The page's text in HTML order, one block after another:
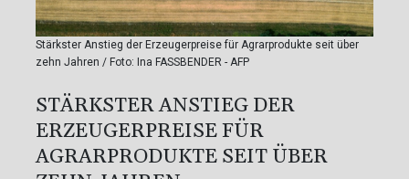
Stärkster Anstieg der Erzeugerpreise für Agrarprodukte seit über
zehn Jahren / Foto: Ina FASSBENDER - AFP
STÄRKSTER ANSTIEG DER
ERZEUGERPREISE FÜR
AGRARPRODUKTE SEIT ÜBER